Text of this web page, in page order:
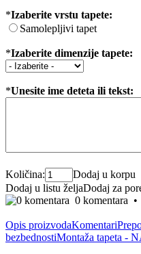
*Izaberite vrstu tapete:
Samolepljivi tapet
*Izaberite dimenzije tapete:
*Unesite ime deteta ili tekst:
Količina:
Dodaj u korpu
Dodaj u listu željaDodaj za
0 komentara •
Opis proizvodaKomentari
bezbednostiMontaža tapeta -